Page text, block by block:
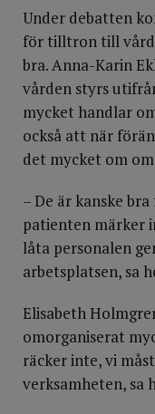
Under debatten
för tilltron till
bra. Anna-Karin
vården styrs
mycket handlar
också att när
det mycket om
– De är kanske
patienten märker
låta personalen
arbetsplatsen, sa
Elisabeth
omorganiserat
räcker inte, vi
verksamheten, sa